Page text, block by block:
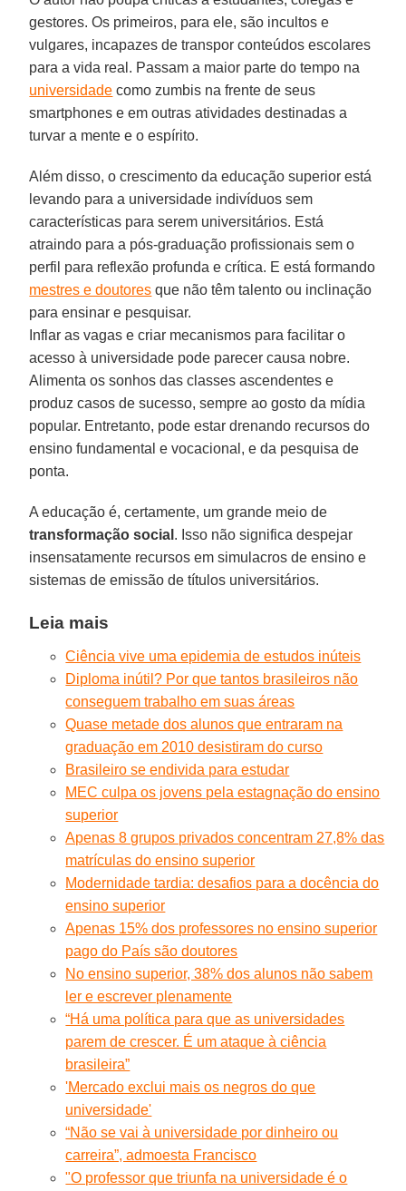
gestores. Os primeiros, para ele, são incultos e
vulgares, incapazes de transpor conteúdos escolares
para a vida real. Passam a maior parte do tempo na
universidade como zumbis na frente de seus
smartphones e em outras atividades destinadas a
turvar a mente e o espírito.
Além disso, o crescimento da educação superior está
levando para a universidade indivíduos sem
características para serem universitários. Está
atraindo para a pós-graduação profissionais sem o
perfil para reflexão profunda e crítica. E está formando
mestres e doutores que não têm talento ou inclinação
para ensinar e pesquisar.
Inflar as vagas e criar mecanismos para facilitar o
acesso à universidade pode parecer causa nobre.
Alimenta os sonhos das classes ascendentes e
produz casos de sucesso, sempre ao gosto da mídia
popular. Entretanto, pode estar drenando recursos do
ensino fundamental e vocacional, e da pesquisa de
ponta.
A educação é, certamente, um grande meio de
transformação social . Isso não significa despejar
insensatamente recursos em simulacros de ensino e
sistemas de emissão de títulos universitários.
Leia mais
Ciência vive uma epidemia de estudos inúteis
Diploma inútil? Por que tantos brasileiros não
conseguem trabalho em suas áreas
Quase metade dos alunos que entraram na
graduação em 2010 desistiram do curso
Brasileiro se endivida para estudar
MEC culpa os jovens pela estagnação do ensino
superior
Apenas 8 grupos privados concentram 27,8% das
matrículas do ensino superior
Modernidade tardia: desafios para a docência do
ensino superior
Apenas 15% dos professores no ensino superior
pago do País são doutores
No ensino superior, 38% dos alunos não sabem
ler e escrever plenamente
“Há uma política para que as universidades
parem de crescer. É um ataque à ciência
brasileira”
'Mercado exclui mais os negros do que
universidade'
“Não se vai à universidade por dinheiro ou
carreira”, admoesta Francisco
"O professor que triunfa na universidade é o